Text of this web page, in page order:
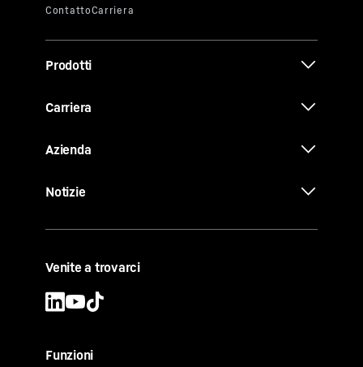
Prodotti
Carriera
Azienda
Notizie
Venite a trovarci
Funzioni